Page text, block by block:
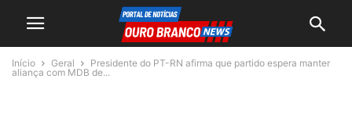
Início Geral
Presidente do PT-RN afirma que partido espera manter
aliança com MDB de...